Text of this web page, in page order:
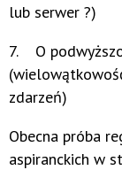
lub serwer ?)
7. O
zdarzeń)
Obecna próba
aspiranckich w